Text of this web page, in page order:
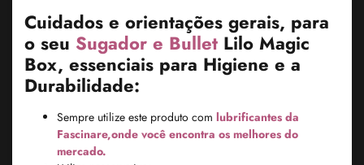
Cuidados e orientações gerais, para
o seu Sugador e Bullet Lilo Magic
Box, essenciais para Higiene e a
Durabilidade:
Sempre utilize este produto com lubrificantes da
Fascinare,onde você encontra os melhores do
mercado.